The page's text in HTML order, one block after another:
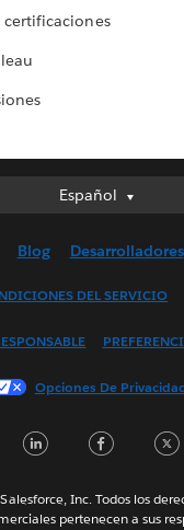
certificaciones
Español
Español
English (UK)
Français (France)
한국어
Português
Blog Desarrolladores
DEL SERVICIO
Opciones De
LinkedIn
Inc. Todos los
pertenecen a sus